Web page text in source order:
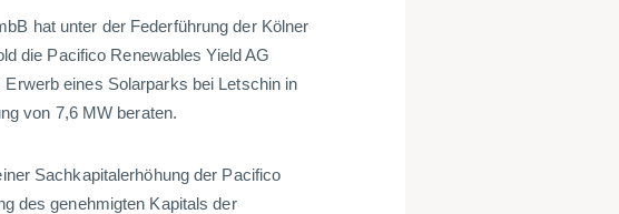
hat unter der Federführung der Kölner
die Pacifico Renewables Yield AG
eines Solarparks bei Letschin in
von 7,6 MW beraten.
Sachkapitalerhöhung der Pacifico
des genehmigten Kapitals der